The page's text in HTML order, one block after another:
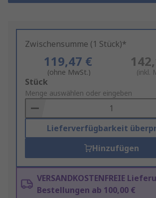
Zwischensumme (1 Stück)*
119,47 €
(ohne MwSt.) (inkl.
Add
to
Basket
Stück
Menge auswählen oder eingeben
Lieferverfügbarkeit
Hinzufügen
VERSANDKOSTENFREIE
Bestellungen ab 100,00 €